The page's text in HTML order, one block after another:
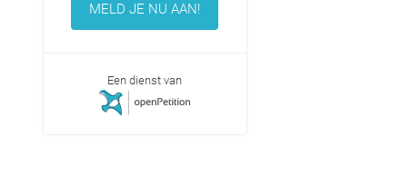
MELD JE NU AAN!
Een dienst van